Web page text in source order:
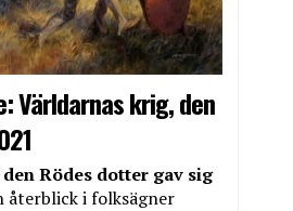
Världarnas krig, den
Rödes dotter gav sig
återblick i folksägner